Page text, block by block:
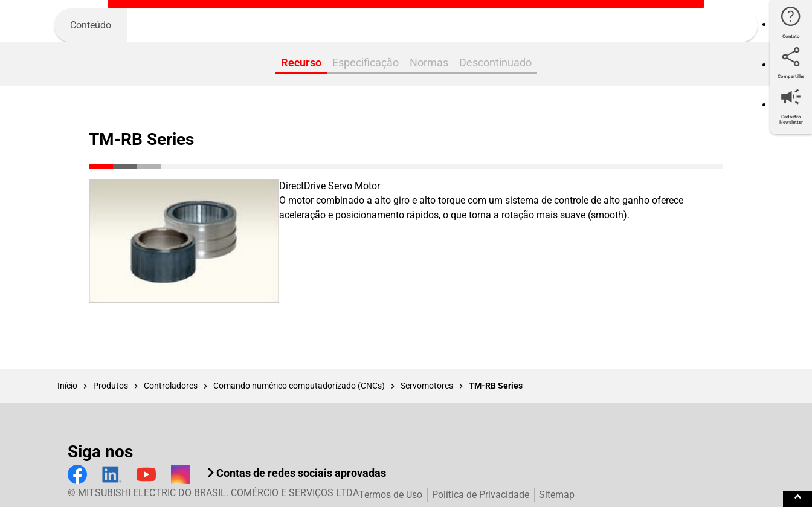
Recurso Especificação Normas Descontinuado
TM-RB Series
DirectDrive Servo Motor
O motor combinado a alto giro e alto torque com um sistema de controle de alto ganho oferece
aceleração e posicionamento rápidos, o que torna a rotação mais suave (smooth).
Contato
Compartilhe
Cadastro
Newsletter
Início Produtos Controladores Comando numérico computadorizado (CNCs) Servomotores TM-RB Series
Siga nos
Contas de redes sociais aprovadas
© MITSUBISHI ELECTRIC DO BRASIL. COMÉRCIO E SERVIÇOS LTDATermos de Uso Política de Privacidade Sitemap